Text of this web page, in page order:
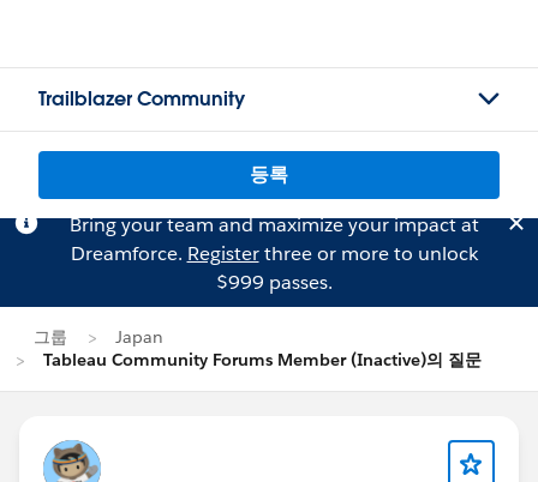
Trailblazer Community
등록
Bring your team and maximize your impact at
Dreamforce. Registerthree or more to unlock
$999 passes.
그룹
Japan
Tableau Community Forums Member (Inactive)의 질문